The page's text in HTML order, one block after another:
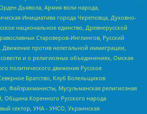
Дьявола, Армия воли народа,
Инициатива города Череповца, Духовно-
национальное единство, Древнерусской
Староверов-Инглингов, Русский
против нелегальной иммиграции,
и о религиозных объединениях, Омская
политического движения Русское
Братство, Клуб Болельщиков
Файзрахманисты, Мусульманская религиозная
Община Коренного Русского народа
сектор, УНА - УНСО, Украинская